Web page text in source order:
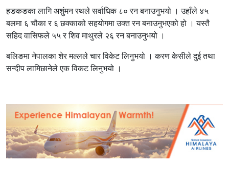
हङकङका लागि अशुंमन रथले सर्वाधिक ८० रन बनाउनुभयो । उहाँले ४५
बलमा ६ चौका र ६ छक्काको सहयोगमा उक्त रन बनाउनुभएको हो । यस्तै
सहिद वासिफले ५५ र शिव माथुरले २६ रन बनाउनुभयो ।
बलिङमा नेपालका शेर मल्लले चार विकेट लिनुभयो । करण केसीले दुई तथा
सन्दीप लामिछानेले एक विकट लिनुभयो ।